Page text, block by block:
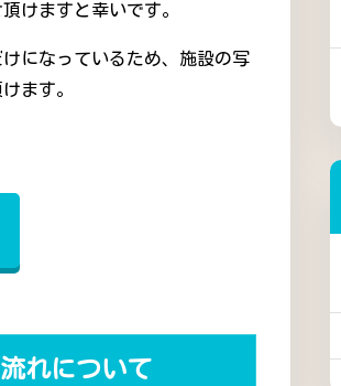
けますと幸いです。
になっているため、施設の写
ます。
れについて